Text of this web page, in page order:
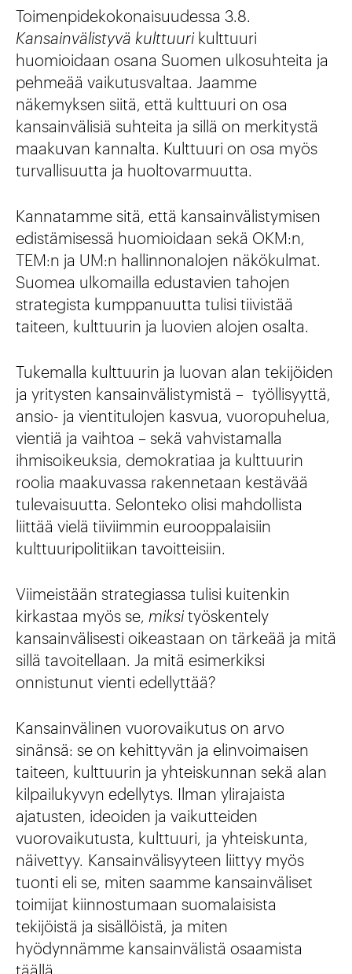
Toimenpidekokonaisuudessa 3.8.
Kansainvälistyvä kulttuuri kulttuuri
huomioidaan osana Suomen ulkosuhteita ja
pehmeää vaikutusvaltaa. Jaamme
näkemyksen siitä, että kulttuuri on osa
kansainvälisiä suhteita ja sillä on merkitystä
maakuvan kannalta. Kulttuuri on osa myös
turvallisuutta ja huoltovarmuutta.
Kannatamme sitä, että kansainvälistymisen
edistämisessä huomioidaan sekä OKM:n,
TEM:n ja UM:n hallinnonalojen näkökulmat.
Suomea ulkomailla edustavien tahojen
strategista kumppanuutta tulisi tiivistää
taiteen, kulttuurin ja luovien alojen osalta.
Tukemalla kulttuurin ja luovan alan tekijöiden
ja yritysten kansainvälistymistä – työllisyyttä,
ansio- ja vientitulojen kasvua, vuoropuhelua,
vientiä ja vaihtoa – sekä vahvistamalla
ihmisoikeuksia, demokratiaa ja kulttuurin
roolia maakuvassa rakennetaan kestävää
tulevaisuutta. Selonteko olisi mahdollista
liittää vielä tiiviimmin eurooppalaisiin
kulttuuripolitiikan tavoitteisiin.
Viimeistään strategiassa tulisi kuitenkin
kirkastaa myös se, miksi työskentely
kansainvälisesti oikeastaan on tärkeää ja mitä
sillä tavoitellaan. Ja mitä esimerkiksi
onnistunut vienti edellyttää?
Kansainvälinen vuorovaikutus on arvo
sinänsä: se on kehittyvän ja elinvoimaisen
taiteen, kulttuurin ja yhteiskunnan sekä alan
kilpailukyvyn edellytys. Ilman ylirajaista
ajatusten, ideoiden ja vaikutteiden
vuorovaikutusta, kulttuuri, ja yhteiskunta,
näivettyy. Kansainvälisyyteen liittyy myös
tuonti eli se, miten saamme kansainväliset
toimijat kiinnostumaan suomalaisista
tekijöistä ja sisällöistä, ja miten
hyödynnämme kansainvälistä osaamista
täällä.